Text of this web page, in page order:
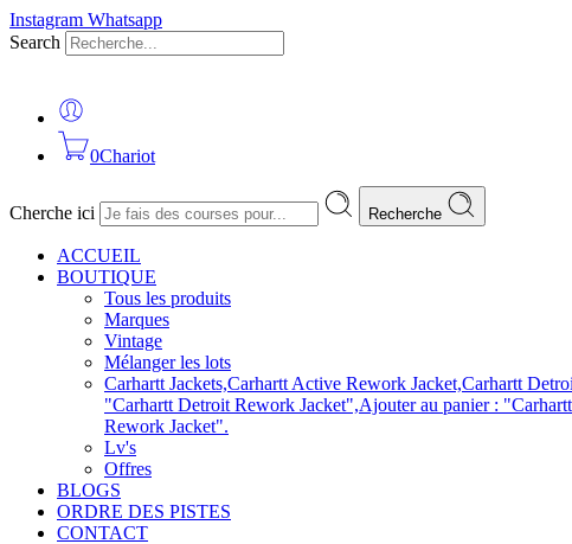
Instagram Whatsapp
Search
0Chariot
Cherche ici Recherche
ACCUEIL
BOUTIQUE
Tous les produits
Marques
Vintage
Mélanger les lots
Carhartt Jackets,Carhartt Active Rework Jacket,Carhartt
"Carhartt Detroit Rework Jacket",Ajouter au panier :
Rework Jacket".
Lv's
Offres
BLOGS
ORDRE DES PISTES
CONTACT